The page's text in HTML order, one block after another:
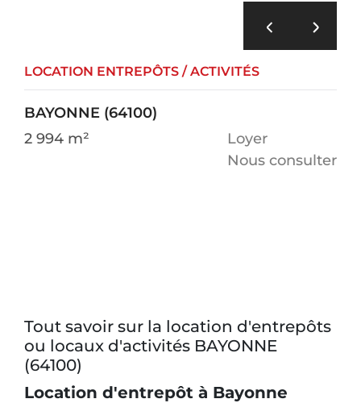
LOCATION ENTREPÔTS / ACTIVITÉS
BAYONNE (64100)
2 994 m²
Loyer
Nous consulter
Tout savoir sur la location d'entrepôts
ou locaux d'activités BAYONNE
(64100)
Location d'entrepôt à Bayonne